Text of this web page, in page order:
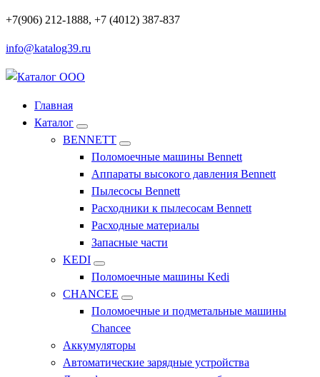
Перейти
содержимому
+7(906) 212-1888, +7 (4012) 387-837
info@katalog39.ru
Профессиональное оборудование и инструменты
Главная
Каталог
BENNETT
Поломоечные машины Bennett
Аппараты высокого давления Bennett
Пылесосы Bennett
Расходники к пылесосам Bennett
Расходные материалы
Запасные части
KEDI
Поломоечные машины Kedi
CHANCEE
Поломоечные и подметальные машины
Chancee
Аккумуляторы
Автоматические зарядные устройства